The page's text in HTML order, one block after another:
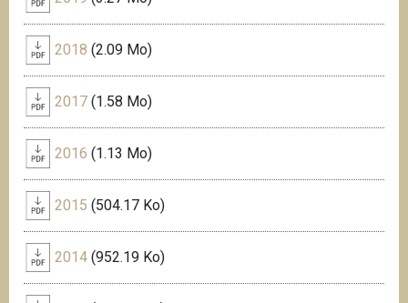
2018 (2.09 Mo)
2017 (1.58 Mo)
2016 (1.13 Mo)
2015 (504.17 Ko)
2014 (952.19 Ko)